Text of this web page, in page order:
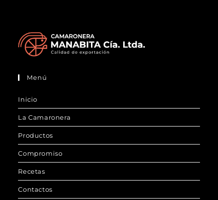
Menú
Inicio
La Camaronera
Productos
Compromiso
Recetas
Contactos